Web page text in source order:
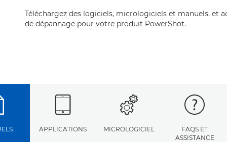
Téléchargez des logiciels, micrologiciels et manuels, et
de dépannage pour votre produit PowerShot.
APPLICATIONS MICROLOGICIEL
FAQS ET
ASSISTANCE